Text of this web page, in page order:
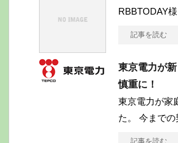
RBBTODAY
記事を読む
東京電力が
慎重に！
東京電力が家
た。 今まで
記事を読む